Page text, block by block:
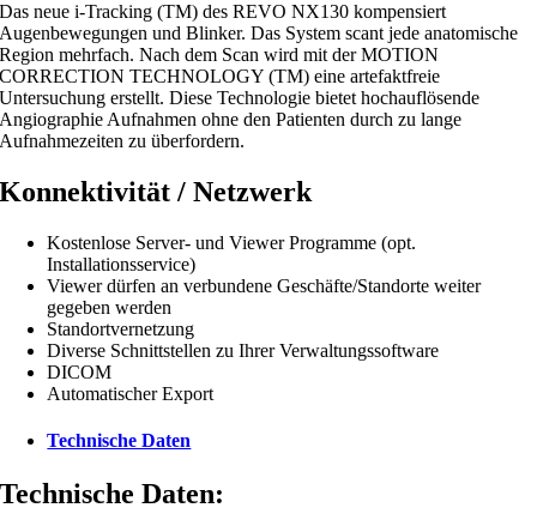
Das neue i-Tracking (TM) des REVO NX130 kompensiert
Augenbewegungen und Blinker. Das System scant jede anatomische
Region mehrfach. Nach dem Scan wird mit der MOTION
CORRECTION TECHNOLOGY (TM) eine artefaktfreie
Untersuchung erstellt. Diese Technologie bietet hochauflösende
Angiographie Aufnahmen ohne den Patienten durch zu lange
Aufnahmezeiten zu überfordern.
Konnektivität / Netzwerk
Kostenlose Server- und Viewer Programme (opt.
Installationsservice)
Viewer dürfen an verbundene Geschäfte/Standorte weiter
gegeben werden
Standortvernetzung
Diverse Schnittstellen zu Ihrer Verwaltungssoftware
DICOM
Automatischer Export
Technische Daten
Technische Daten: